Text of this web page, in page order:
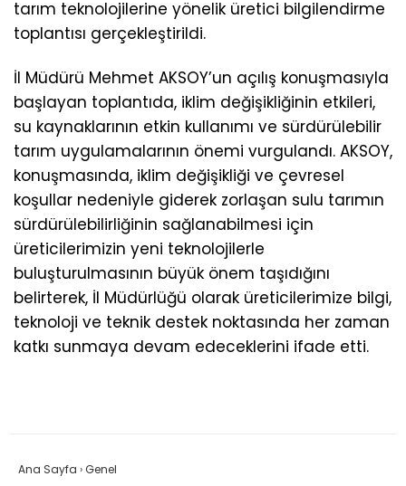
tarım teknolojilerine yönelik üretici bilgilendirme
toplantısı gerçekleştirildi.
İl Müdürü Mehmet AKSOY’un açılış konuşmasıyla
başlayan toplantıda, iklim değişikliğinin etkileri,
su kaynaklarının etkin kullanımı ve sürdürülebilir
tarım uygulamalarının önemi vurgulandı. AKSOY,
konuşmasında, iklim değişikliği ve çevresel
koşullar nedeniyle giderek zorlaşan sulu tarımın
sürdürülebilirliğinin sağlanabilmesi için
üreticilerimizin yeni teknolojilerle
buluşturulmasının büyük önem taşıdığını
belirterek, İl Müdürlüğü olarak üreticilerimize bilgi,
teknoloji ve teknik destek noktasında her zaman
katkı sunmaya devam edeceklerini ifade etti.
Ana Sayfa ›Genel